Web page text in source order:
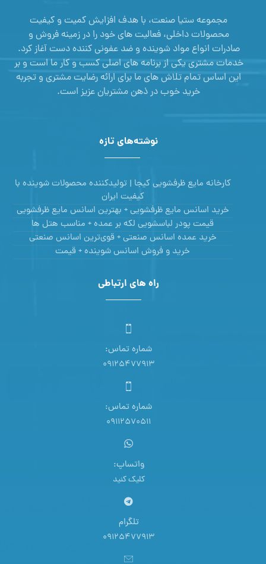
مجموعه ستیا صنعت، با هدف افزایش کمیت و کیفیت
محصولات داخلی، فعالیت های خود را در زمینه فروش و
صادرات انواع مواد شوینده و ضد عفونی کننده دست آغاز کرد.
خدمات مشتری یکی از برنامه های اصلی کسب و کار ما است و بر
این اساس تمام تلاش های ما برای ارائه رضایت مشتری و تجربه
خرید خوب در ذهن مشتریان عزیز است.
نوشته‌های تازه
کارخانه مایع ظرفشویی کیجا | تولیدکننده محصولات شوینده با
کیفیت ایران
خرید اسانس مایع ظرفشویی + بهترین اسانس مایع ظرفشویی
قیمت پودر لباسشویی لکه بر عمده + مناسب هتل ها
خرید عمده اسانس صنعتی + قوی‌ترین اسانس‌ صنعتی
خرید و فروش اسانس شوینده + قیمت
راه های ارتباطی
شماره تماس:
09125477913
شماره تماس:
09112570511
واتساپ:
کلیک کنید
تلگرام
09125477913